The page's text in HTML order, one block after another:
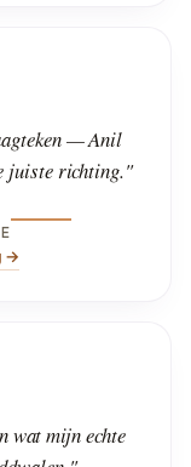
— Anil
juiste richting."
→
wat mijn echte